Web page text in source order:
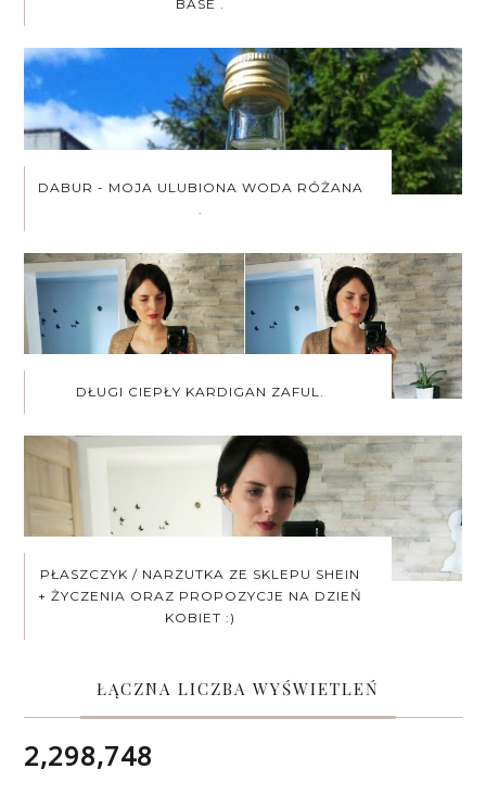
BASE .
DABUR - MOJA ULUBIONA WODA RÓŻANA
DŁUGI CIEPŁY KARDIGAN ZAFUL.
PŁASZCZYK / NARZUTKA ZE SKLEPU SHEIN
+ ŻYCZENIA ORAZ PROPOZYCJE NA DZIEŃ
KOBIET :)
ŁĄCZNA LICZBA WYŚWIETLEŃ
2,298,748